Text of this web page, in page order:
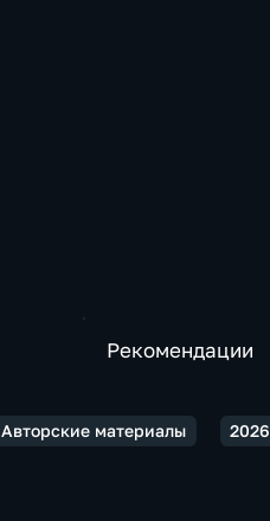
Рекомендации
Авторские материалы 2026